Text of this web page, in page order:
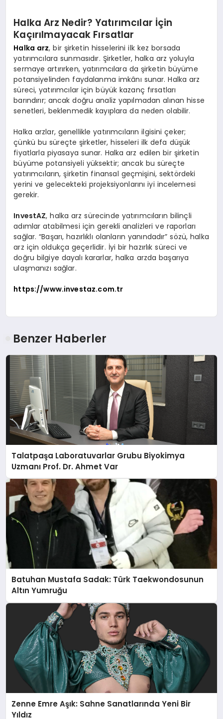
Halka Arz Nedir? Yatırımcılar İçin
Kaçırılmayacak Fırsatlar
Halka arz, bir şirketin hisselerini ilk kez borsada
yatırımcılara sunmasıdır. Şirketler, halka arz yoluyla
sermaye artırırken, yatırımcılara da şirketin büyüme
potansiyelinden faydalanma imkânı sunar. Halka arz
süreci, yatırımcılar için büyük kazanç fırsatları
barındırır; ancak doğru analiz yapılmadan alınan hisse
senetleri, beklenmedik kayıplara da neden olabilir.
Halka arzlar, genellikle yatırımcıların ilgisini çeker;
çünkü bu süreçte şirketler, hisseleri ilk defa düşük
fiyatlarla piyasaya sunar. Halka arz edilen bir şirketin
büyüme potansiyeli yüksektir; ancak bu süreçte
yatırımcıların, şirketin finansal geçmişini, sektördeki
yerini ve gelecekteki projeksiyonlarını iyi incelemesi
gerekir.
InvestAZ, halka arz sürecinde yatırımcıların bilinçli
adımlar atabilmesi için gerekli analizleri ve raporları
sağlar. “Başarı, hazırlıklı olanların yanındadır” sözü, halka
arz için oldukça geçerlidir. İyi bir hazırlık süreci ve
doğru bilgiye dayalı kararlar, halka arzda başarıya
ulaşmanızı sağlar.
https://www.investaz.com.tr
Benzer Haberler
Talatpaşa Laboratuvarlar Grubu Biyokimya
Uzmanı Prof. Dr. Ahmet Var
Batuhan Mustafa Sadak: Türk Taekwondosunun
Altın Yumruğu
Zenne Emre Aşık: Sahne Sanatlarında Yeni Bir
Yıldız